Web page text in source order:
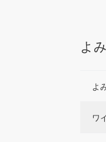
よ
よ
ワ